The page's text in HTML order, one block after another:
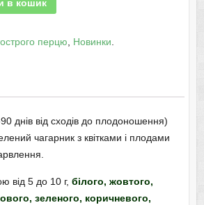
в кошик
перцю Новинки
днів від сходів до плодоношення)
чагарник з квітками і плодами
від 5 до 10 г, білого, жовтого,
зеленого, коричневого,